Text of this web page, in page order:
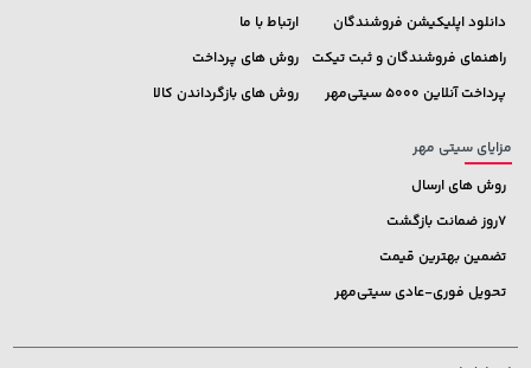
دانلود اپلیکیشن فروشندگان
راهنمای فروشندگان و ثبت تیکت
پرداخت آنلاین 5000 سیتی‌مهر
ارتباط با ما
روش های پرداخت
روش های بازگرداندن کالا
مزایای سیتی مهر
روش های ارسال
7روز ضمانت بازگشت
تضمین بهترین قیمت
تحویل فوری-عادی سیتی‌مهر